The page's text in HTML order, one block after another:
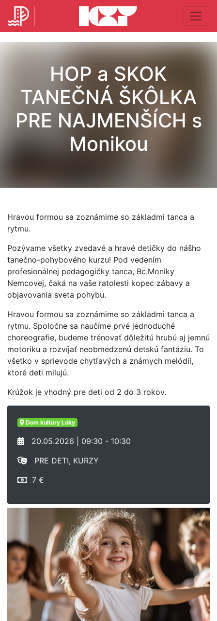
HOP a SKOK
TANEČNÁ ŠKÔLKA
PRE NAJMENŠÍCH s
Monikou
Hravou formou sa zoznámime so základmi tanca a
rytmu.
Pozývame všetky zvedavé a hravé detičky do nášho
tanečno-pohybového kurzu! Pod vedením
profesionálnej pedagogičky tanca, Bc.Moniky
Nemcovej, čaká na vaše ratolesti kopec zábavy a
objavovania sveta pohybu.
Hravou formou sa zoznámime so základmi tanca a
rytmu. Spoločne sa naučíme prvé jednoduché
choreografie, budeme trénovať dôležitú hrubú aj jemnú
motoriku a rozvíjať neobmedzenú detskú fantáziu. To
všetko v sprievode chytľavých a známych melódií,
ktoré deti milujú.
Krúžok je vhodný pre deti od 2 do 3 rokov.
Dom kultúry Lúky
20.05.2026 | 09:30 - 10:30
PRE DETI, KURZY
7 €